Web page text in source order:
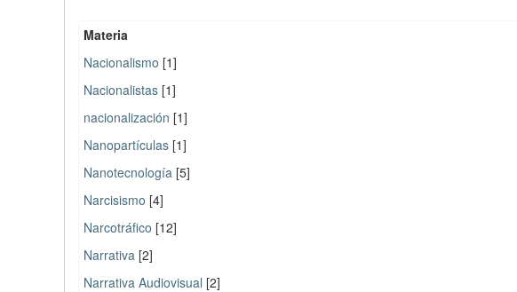
Materia
Nacionalismo [1]
Nacionalistas [1]
nacionalización [1]
Nanopartículas [1]
Nanotecnología [5]
Narcisismo [4]
Narcotráfico [12]
Narrativa [2]
Narrativa Audiovisual [2]